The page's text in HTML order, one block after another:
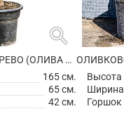
search
ОЛИВКОВОЕ ДЕРЕВО (ОЛИВА ЕВРОПЕЙСКАЯ)
165 см.
65 см.
42 см.
Высота
Ширина
Горшок